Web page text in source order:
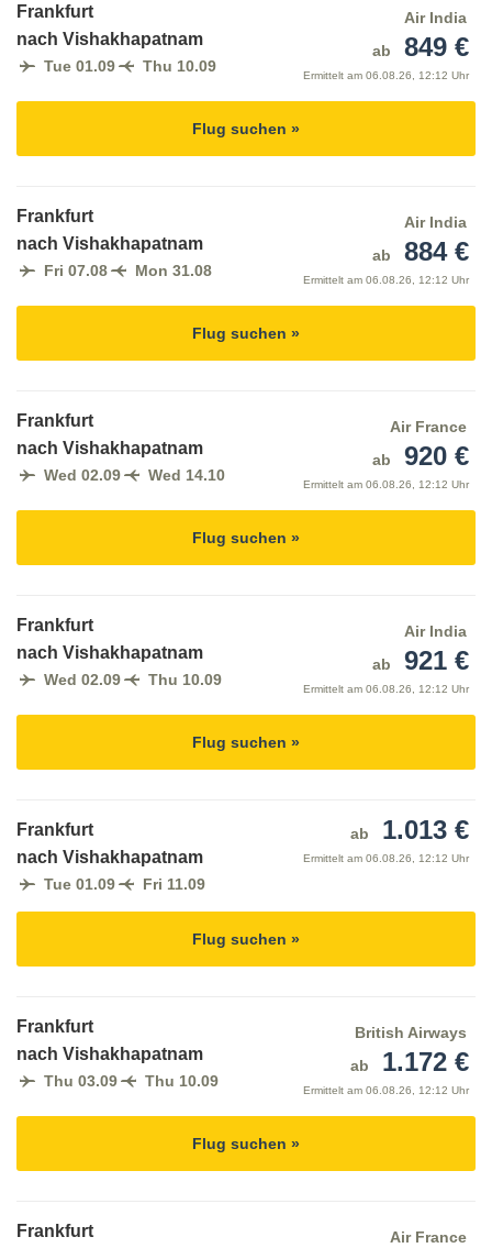
Frankfurt
nach Vishakhapatnam
Tue 01.09 Thu 10.09
Air India
ab
849 €
Ermittelt am 06.08.26, 12:12 Uhr
Flug suchen »
Frankfurt
nach Vishakhapatnam
Fri 07.08 Mon 31.08
Air India
ab
884 €
Ermittelt am 06.08.26, 12:12 Uhr
Flug suchen »
Frankfurt
nach Vishakhapatnam
Wed 02.09 Wed 14.10
Air France
ab
920 €
Ermittelt am 06.08.26, 12:12 Uhr
Flug suchen »
Frankfurt
nach Vishakhapatnam
Wed 02.09 Thu 10.09
Air India
ab
921 €
Ermittelt am 06.08.26, 12:12 Uhr
Flug suchen »
Frankfurt
nach Vishakhapatnam
Tue 01.09 Fri 11.09
ab 1.013 €
Ermittelt am 06.08.26, 12:12 Uhr
Flug suchen »
Frankfurt
nach Vishakhapatnam
Thu 03.09 Thu 10.09
British Airways
ab
1.172 €
Ermittelt am 06.08.26, 12:12 Uhr
Flug suchen »
Frankfurt
Air France